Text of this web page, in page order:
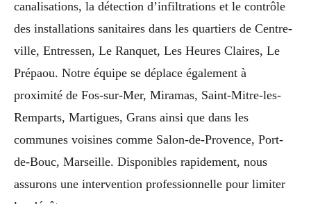
canalisations, la détection d’infiltrations et le contrôle
des installations sanitaires dans les quartiers de Centre-
ville, Entressen, Le Ranquet, Les Heures Claires, Le
Prépaou. Notre équipe se déplace également à
proximité de Fos-sur-Mer, Miramas, Saint-Mitre-les-
Remparts, Martigues, Grans ainsi que dans les
communes voisines comme Salon-de-Provence, Port-
de-Bouc, Marseille. Disponibles rapidement, nous
assurons une intervention professionnelle pour limiter